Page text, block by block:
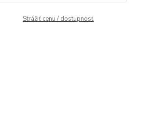
Strážiť cenu / dostupnosť